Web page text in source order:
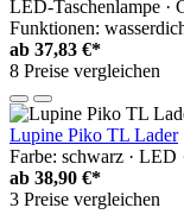
LED-Taschenlampe ·
Funktionen:
ab 37,83 €*
8 Preise vergleichen
Lupine Piko TL Lader
Farbe: schwarz · LED
ab 38,90 €*
3 Preise vergleichen